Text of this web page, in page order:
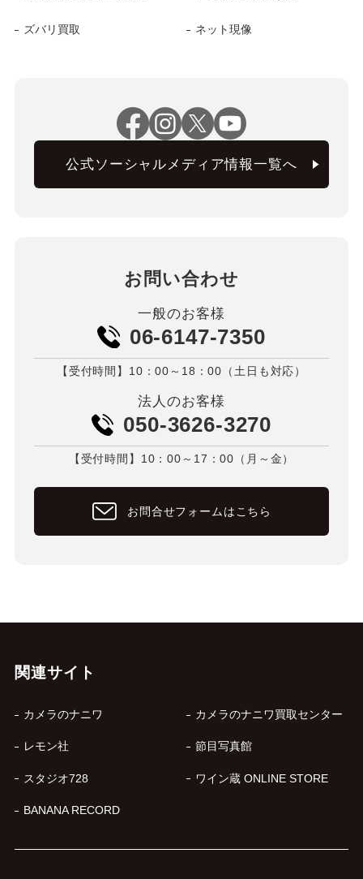
ズバリ買取 ネット現像
公式ソーシャルメディア情報一覧へ
お問い合わせ
一般のお客様
06-6147-7350
【受付時間】10：00～18：00（土日も対応）
法人のお客様
050-3626-3270
【受付時間】10：00～17：00（月～金）
お問合せフォームはこちら
関連サイト
カメラのナニワ カメラのナニワ買取センター
レモン社 節目写真館
スタジオ728 ワイン蔵 ONLINE STORE
BANANA RECORD